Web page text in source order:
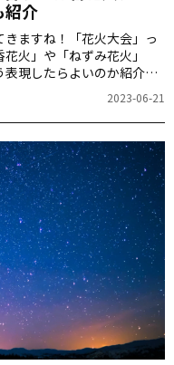
紹介
ますね！「花火大会」っ
火」や「ねずみ花火」
現したらよいのか紹介し
2023-06-21